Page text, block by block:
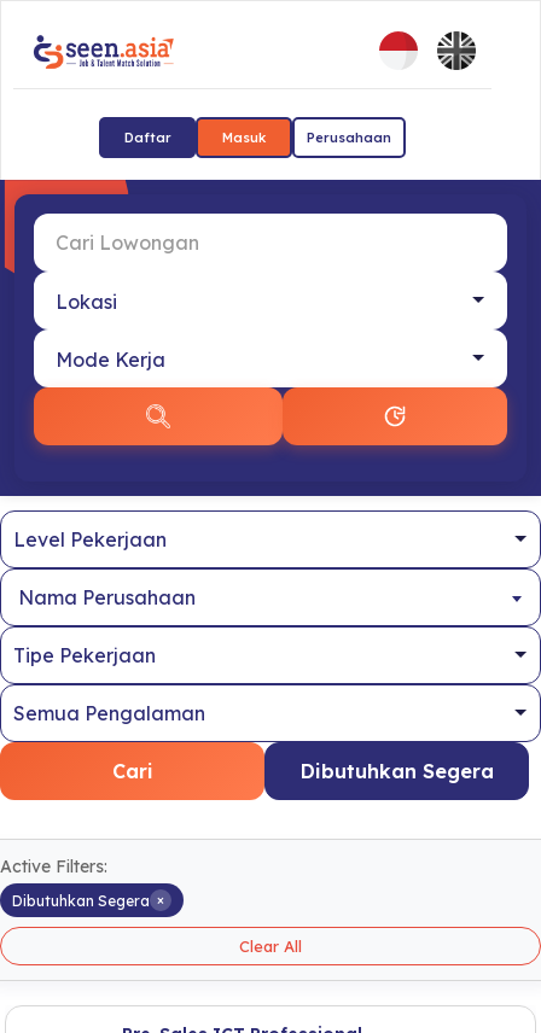
Daftar Masuk Perusahaan
Nama Perusahaan
Cari Dibutuhkan Segera
Active Filters:
Dibutuhkan Segera ×
Clear All